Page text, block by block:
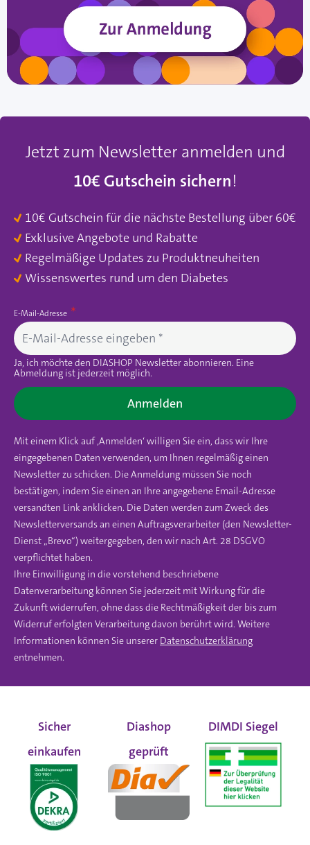
Jetzt zum Newsletter anmelden und
10€ Gutschein sichern!
10€ Gutschein für die nächste Bestellung über 60€
Exklusive Angebote und Rabatte
Regelmäßige Updates zu Produktneuheiten
Wissenswertes rund um den Diabetes
E-Mail-Adresse
Ja, ich möchte den DIASHOP Newsletter abonnieren. Eine
Abmeldung ist jederzeit möglich.
Anmelden
Mit einem Klick auf ‚Anmelden‘ willigen Sie ein, dass wir Ihre
eingegebenen Daten verwenden, um Ihnen regelmäßig einen
Newsletter zu schicken. Die Anmeldung müssen Sie noch
bestätigen, indem Sie einen an Ihre angegebene Email-Adresse
versandten Link anklicken. Die Daten werden zum Zweck des
Newsletterversands an einen Auftragsverarbeiter (den Newsletter-
Dienst „Brevo“) weitergegeben, den wir nach Art. 28 DSGVO
verpflichtet haben.
Ihre Einwilligung in die vorstehend beschriebene
Datenverarbeitung können Sie jederzeit mit Wirkung für die
Zukunft widerrufen, ohne dass die Rechtmäßigkeit der bis zum
Widerruf erfolgten Verarbeitung davon berührt wird. Weitere
Informationen können Sie unserer Datenschutzerklärung
entnehmen.
Sicher
einkaufen
Diashop
geprüft
DIMDI Siegel